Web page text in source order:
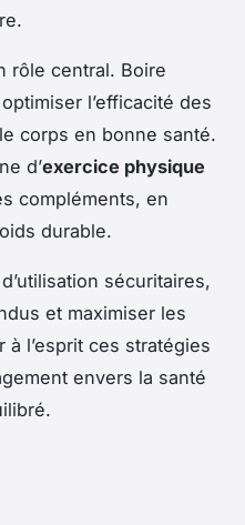
rôle central. Boire
l’efficacité des
corps en bonne santé.
d’exercice physique
compléments, en
durable.
sécuritaires,
et maximiser les
l’esprit ces stratégies
envers la santé